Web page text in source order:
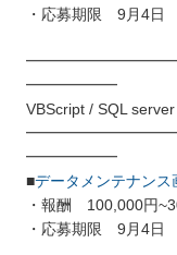
・応募期限 9月4日
━━━━━━
VBScript / SQL
━━━━━━
■データメンテナンス
・報酬 100,000円
・応募期限 9月4日